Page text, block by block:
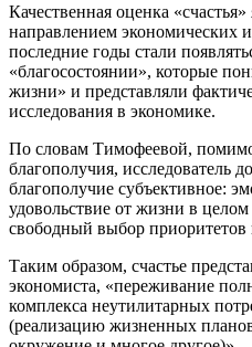
Качественная оценка
направлением экономических
последние годы стали
«благосостоянии», которые
жизни» и представляли
исследования в экономике.
По словам Тимофеевой,
благополучия, исследователь
благополучие субъективное:
удовольствие от жизни в
свободный выбор приоритетов
Таким образом, счастье
экономиста, «переживание
комплекса неутилитарных
(реализацию жизненных